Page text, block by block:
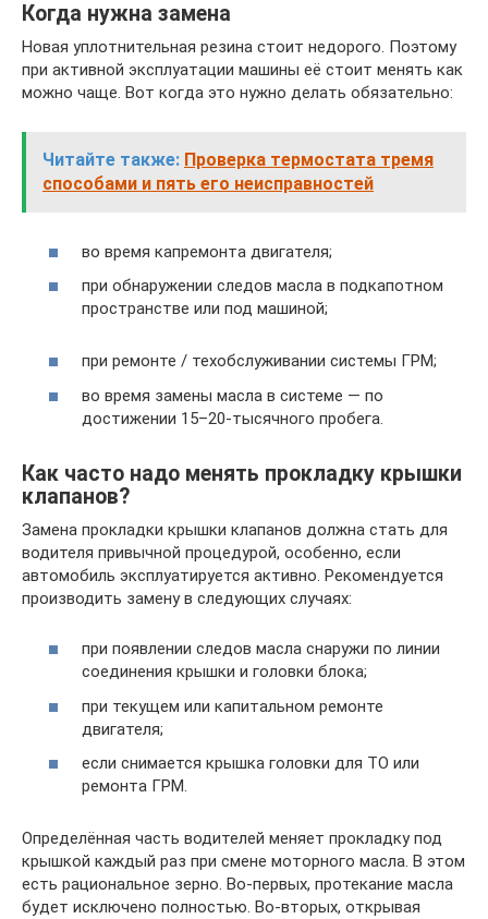
Когда нужна замена
Новая уплотнительная резина стоит недорого. Поэтому
при активной эксплуатации машины её стоит менять как
можно чаще. Вот когда это нужно делать обязательно:
Читайте также: Проверка термостата тремя
способами и пять его неисправностей
во время капремонта двигателя;
при обнаружении следов масла в подкапотном
пространстве или под машиной;
при ремонте / техобслуживании системы ГРМ;
во время замены масла в системе — по
достижении 15–20‐тысячного пробега.
Как часто надо менять прокладку крышки
клапанов?
Замена прокладки крышки клапанов должна стать для
водителя привычной процедурой, особенно, если
автомобиль эксплуатируется активно. Рекомендуется
производить замену в следующих случаях:
при появлении следов масла снаружи по линии
соединения крышки и головки блока;
при текущем или капитальном ремонте
двигателя;
если снимается крышка головки для ТО или
ремонта ГРМ.
Определённая часть водителей меняет прокладку под
крышкой каждый раз при смене моторного масла. В этом
есть рациональное зерно. Во-первых, протекание масла
будет исключено полностью. Во-вторых, открывая